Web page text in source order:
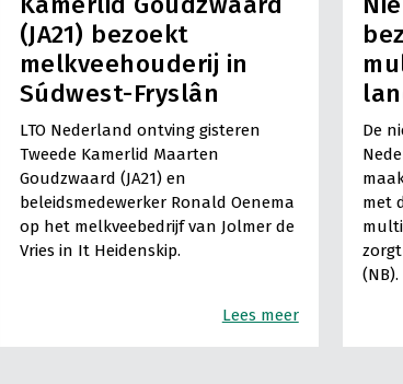
(JA21) bezoekt
melkveehouderij in
Súdwest-Fryslân
LTO Nederland ontving gisteren
Tweede Kamerlid Maarten
Goudzwaard (JA21) en
beleidsmedewerker Ronald Oenema
op het melkveebedrijf van Jolmer de
Vries in It Heidenskip.
Lees meer
De
met
(NB).